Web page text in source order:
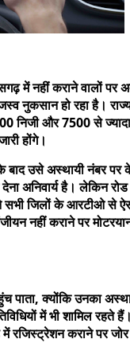
में नहीं कराने वालों पर
नुकसान हो रहा है।
निजी और 7500 से
होंगे।
बाद उसे अस्थायी नंबर
अनिवार्य है। लेकिन
सभी जिलों के आरटीओ से
नहीं कराने पर
पाता, क्योंकि उनका
में भी शामिल रहते
में रजिस्ट्रेशन कराने पर